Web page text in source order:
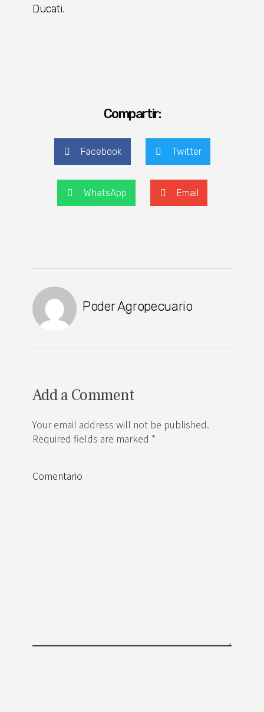
Ducati.
Compartir:
Facebook Twitter
WhatsApp Email
Poder Agropecuario
Add a Comment
Your email address will not be published.
Required fields are marked *
Comentario